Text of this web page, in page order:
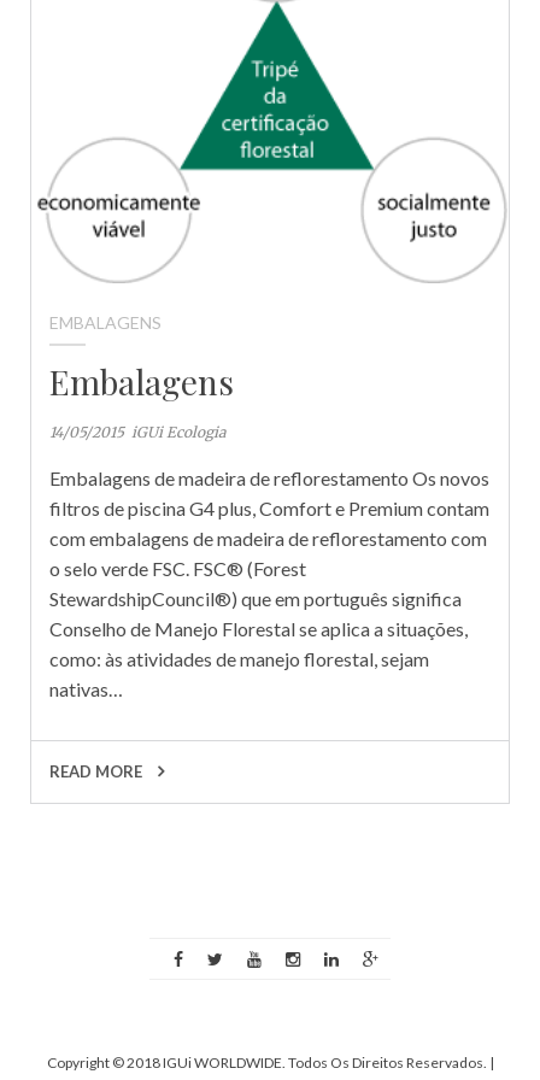
EMBALAGENS
Embalagens
14/05/2015 iGUi Ecologia
Embalagens de madeira de reflorestamento Os novos
filtros de piscina G4 plus, Comfort e Premium contam
com embalagens de madeira de reflorestamento com
o selo verde FSC. FSC® (Forest
StewardshipCouncil®) que em português significa
Conselho de Manejo Florestal se aplica a situações,
como: às atividades de manejo florestal, sejam
nativas…
READ MORE
Copyright © 2018 IGUi WORLDWIDE. Todos Os Direitos Reservados. |